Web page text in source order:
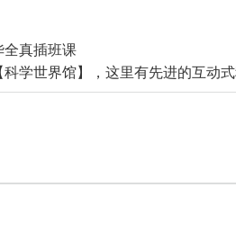
真插班课
学世界馆】，这里有先进的互动